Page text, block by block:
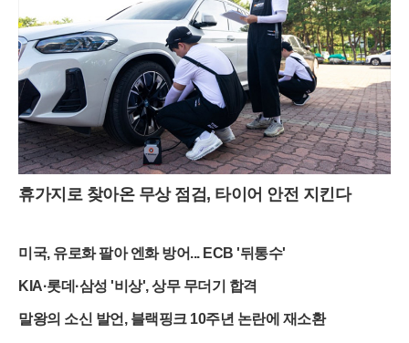
휴가지로 찾아온 무상 점검, 타이어 안전 지킨다
미국, 유로화 팔아 엔화 방어... ECB '뒤통수'
KIA·롯데·삼성 '비상', 상무 무더기 합격
말왕의 소신 발언, 블랙핑크 10주년 논란에 재소환